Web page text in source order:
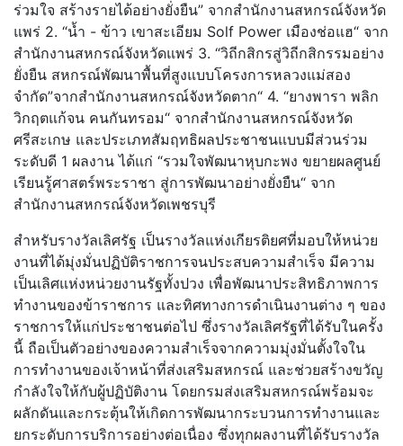
ร่วมใจ สร้างรายได้อย่างยั่งยืน” จากสำนักงานสหกรณ์จังหวัด
แพร่ 2. “น้ำ - ข้าว เขาสะเอียม Solf Power เมืองช่อแฮ“ จาก
สำนักงานสหกรณ์จังหวัดแพร่ 3. “วิถีกสิกรสู่วิถีกสิกรรมอย่าง
ยั่งยืน สหกรณ์พัฒนาพื้นที่สูงแบบโครงการหลวงแม่สอง
จำกัด”จากสำนักงานสหกรณ์จังหวัดตาก“ 4. “ยางพารา พลิก
วิกฤตแก้จน คนกันทรอม“ จากสำนักงานสหกรณ์จังหวัด
ศรีสะเกษ และประเภทสัมฤทธิผลประชาชนแบบมีส่วนร่วม
ระดับดี 1 ผลงาน ได้แก่ “รวมใจพัฒนาหุบกะพง ขยายผลศูนย์
เรียนรู้ศาสตร์พระราชา สู่การพัฒนาอย่างยั่งยืน“ จาก
สำนักงานสหกรณ์จังหวัดเพชรบุรี
สำหรับรางวัลเลิศรัฐ เป็นรางวัลแห่งเกียรติยศที่มอบให้หน่วย
งานที่ได้มุ่งมั่นปฏิบัติราชการจนประสบความสําเร็จ มีความ
เป็นเลิศแห่งหน่วยงานรัฐทั้งปวง เพื่อพัฒนาประสิทธิภาพการ
ทำงานของข้าราชการ และทิศทางการดำเนินงานต่าง ๆ ของ
ราชการให้แก่ประชาชนต่อไป ซึ่งรางวัลเลิศรัฐที่ได้รับในครั้ง
นี้ ถือเป็นตัวอย่างของความสำเร็จจากความมุ่งมั่นตั้งใจใน
การทำงานของเจ้าหน้าที่ส่งเสริมสหกรณ์ และช่วยสร้างขวัญ
กำลังใจให้กับผู้ปฏิบัติงาน โดยกรมส่งเสริมสหกรณ์พร้อมจะ
ผลักดันและกระตุ้นให้เกิดการพัฒนากระบวนการทำงานและ
ยกระดับการบริการอย่างต่อเนื่อง ซึ่งทุกผลงานที่ได้รับรางวัล